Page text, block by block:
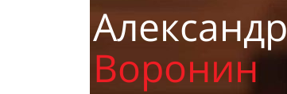
Александр
Воронин